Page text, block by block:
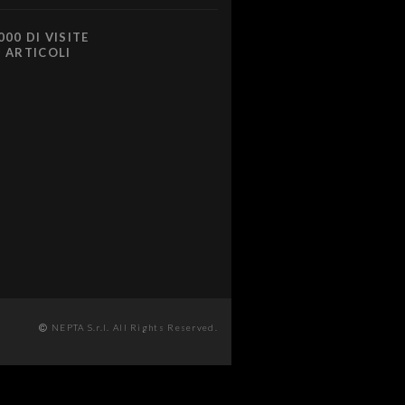
DI VISITE
ARTICOLI
NEPTA S.r.l. All Rights Reserved.